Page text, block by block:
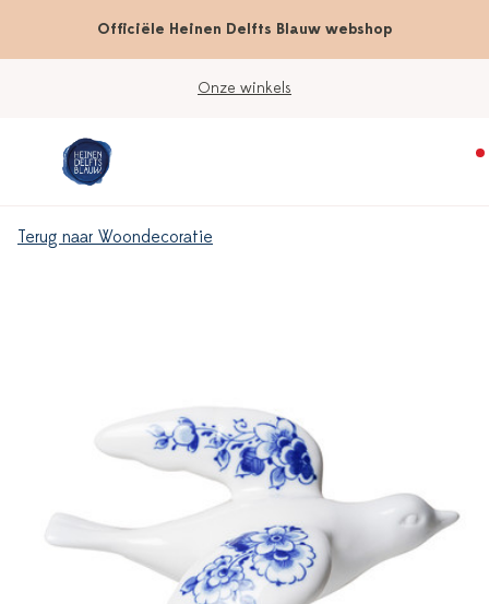
Officiële Heinen Delfts Blauw webshop
Onze winkels
Terug naar Woondecoratie